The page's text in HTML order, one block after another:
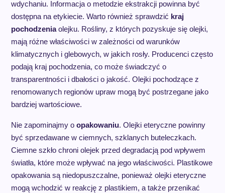
wdychaniu. Informacja o metodzie ekstrakcji powinna być
dostępna na etykiecie. Warto również sprawdzić kraj
pochodzeniaolejku. Rośliny, z których pozyskuje się olejki,
mają różne właściwości w zależności od warunków
klimatycznych i glebowych, w jakich rosły. Producenci często
podają kraj pochodzenia, co może świadczyć o
transparentności i dbałości o jakość. Olejki pochodzące z
renomowanych regionów upraw mogą być postrzegane jako
bardziej wartościowe.
Nie zapominajmy o opakowaniu. Olejki eteryczne powinny
być sprzedawane w ciemnych, szklanych buteleczkach.
Ciemne szkło chroni olejek przed degradacją pod wpływem
światła, które może wpływać na jego właściwości. Plastikowe
opakowania są niedopuszczalne, ponieważ olejki eteryczne
mogą wchodzić w reakcję z plastikiem, a także przenikać